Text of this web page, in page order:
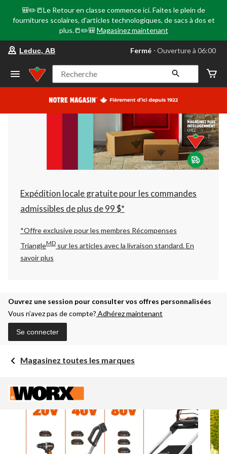
🎒✏️📒Le Retour en classe commence ici. Faites le plein de
fournitures scolaires, d'articles technologiques, de sacs à dos et
plus.📒✏️🎒 Magasinez maintenant
votre
préféré
Leduc,
AB,
courament
Ouverture
à
06:00
cliquer
pour
changer
Leduc, AB Fermé ⋅ Ouverture à 06:00
Recherche
Expédition locale gratuite pour les commandes
admissibles de plus de 99 $*
*Offre exclusive pour les membres Récompenses
TriangleMD sur les articles avec la livraison standard.En
savoir plus
Ouvrez une session pour consulter vos offres personnalisées
Vous n’avez pas de compte? Adhérez maintenant
Se connecter
Magasinez toutes les marques